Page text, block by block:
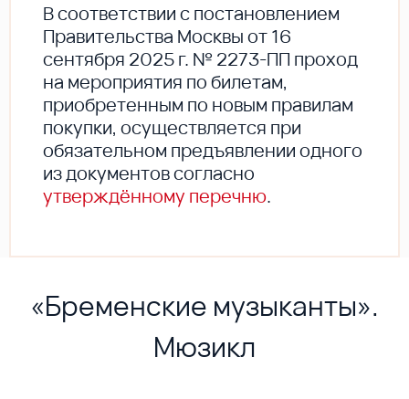
В соответствии с постановлением
Правительства Москвы от 16
сентября 2025 г. № 2273-ПП проход
на мероприятия по билетам,
приобретенным по новым правилам
покупки, осуществляется при
обязательном предъявлении одного
из документов согласно
утверждённому перечню.
«Бременские музыканты».
Мюзикл